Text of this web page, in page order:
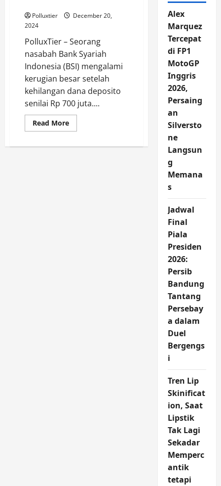
Polluxtier
December 20,
2024
PolluxTier – Seorang
nasabah Bank Syariah
Indonesia (BSI) mengalami
kerugian besar setelah
kehilangan dana deposito
senilai Rp 700 juta....
Read MoreRead
more
Rp
Alex
Marquez
Tercepat
di FP1
MotoGP
Inggris
2026,
Persaing
an
Silversto
ne
Langsun
g
Memana
s
Jadwal
Final
Piala
Presiden
2026:
Persib
Bandung
Tantang
Persebay
a dalam
Duel
Bergengs
i
Tren Lip
Skinificat
ion, Saat
Lipstik
Tak Lagi
Sekadar
Memperc
antik
tetapi